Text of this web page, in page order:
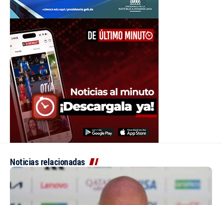
Noticias relacionadas